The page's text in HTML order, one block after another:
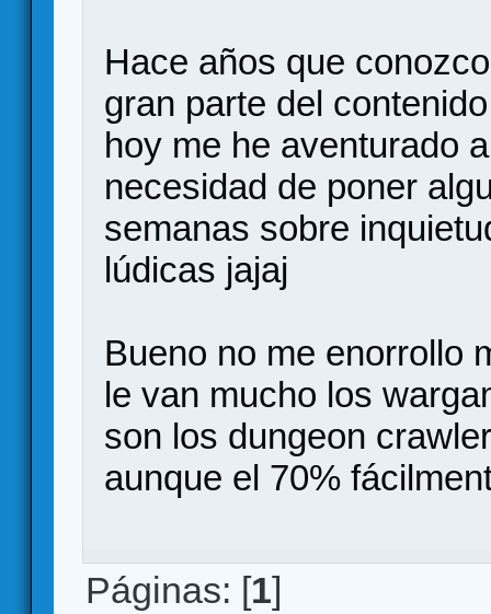
Hace años que
gran parte del
hoy me he aventurado
necesidad de poner
semanas sobre
lúdicas jajaj
Bueno no me enorrollo
le van mucho los
son los dungeon
aunque el 70%
Páginas: [1]